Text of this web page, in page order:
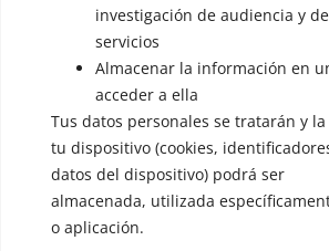
investigación de audiencia y
servicios
Almacenar la información en
acceder a ella
Tus datos personales se tratarán y
tu dispositivo (cookies,
datos del dispositivo) podrá ser
almacenada, utilizada
o aplicación.
▪️ Androginización de la voz
OTRAS SESIONES
▪️ Caracterización de la voz
▪️ Voz virilizada por esteroides
▪️ Modificación del acento
🟥 CIRUGÍA: Glotoplastia